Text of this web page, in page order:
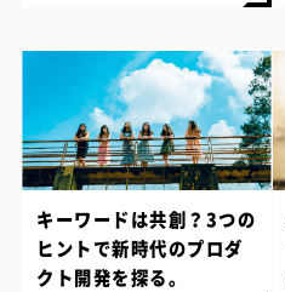
キーワードは共創？3つの
ヒントで新時代のプロダ
クト開発を探る。